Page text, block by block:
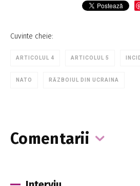
Cuvinte cheie:
ARTICOLUL 4 ARTICOLUL 5
NATO RĂZBOIUL DIN UCRAINA
Comentarii